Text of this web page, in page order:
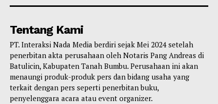
Tentang Kami
PT. Interaksi Nada Media berdiri sejak Mei 2024 setelah
penerbitan akta perusahaan oleh Notaris Pang Andreas di
Batulicin, Kabupaten Tanah Bumbu. Perusahaan ini akan
menaungi produk-produk pers dan bidang usaha yang
terkait dengan pers seperti penerbitan buku,
penyelenggara acara atau event organizer.